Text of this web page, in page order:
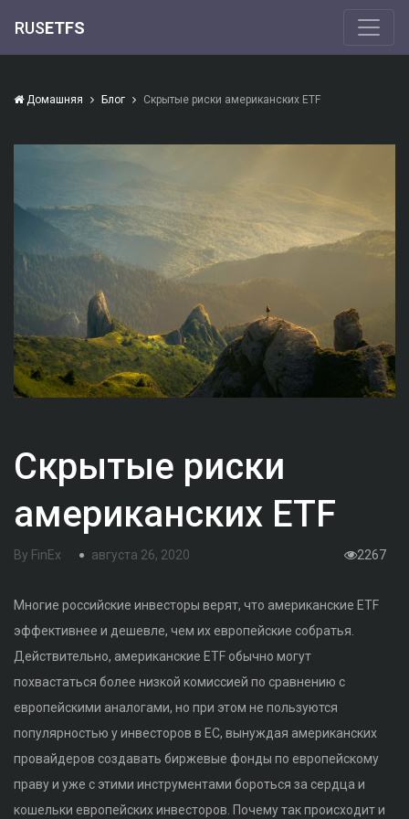
RUSETFS
Домашняя Блог Скрытые риски американских ETF
Скрытые риски
американских ETF
By FinEx августа 26, 2020 2267
Многие российские инвесторы верят, что американские ETF
эффективнее и дешевле, чем их европейские собратья.
Действительно, американские ETF обычно могут
похвастаться более низкой комиссией по сравнению с
европейскими аналогами, но при этом не пользуются
популярностью у инвесторов в ЕС, вынуждая американских
провайдеров создавать биржевые фонды по европейскому
праву и уже с этими инструментами бороться за сердца и
кошельки европейских инвесторов. Почему так происходит и